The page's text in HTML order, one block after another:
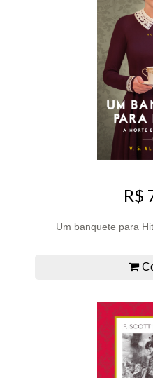
R$
Um banquete para